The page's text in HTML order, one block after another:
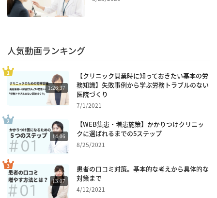
人気動画ランキング
1:26:37
【クリニック開業時に知っておきたい基本の労
務知識】失敗事例から学ぶ労務トラブルのない
医院づくり
7/1/2021
14:06
【WEB集患・増患施策】かかりつけクリニッ
クに選ばれるまでの5ステップ
8/25/2021
13:07
患者の口コミ対策。基本的な考えから具体的な
対策まで
4/12/2021